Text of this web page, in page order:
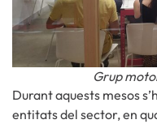
Grup
Durant aquests mesos
entitats del sector, en